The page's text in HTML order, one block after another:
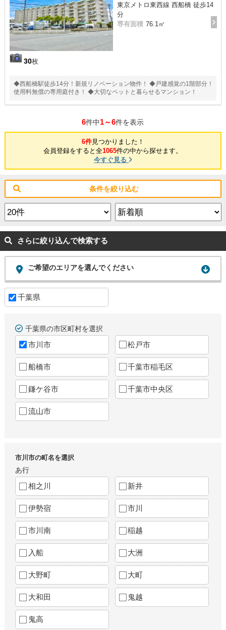
30枚
東京メトロ東西線 西船橋 徒歩14
分
専有面積 76.1㎡
◆西船橋駅徒歩14分！新規リノベーション物件！ ◆戸建感覚の1階部分！
使用料無償の専用庭付き！ ◆大切なペットと暮らせるマンション！
6件中1～6件を表示
6件見つかりました！
会員登録をすると全1065件の中から探せます。
今すぐ見る
条件を絞り込む
さらに絞り込んで検索する
ご希望のエリアを選んでください
千葉県
千葉県の市区町村を選択
市川市 松戸市
船橋市 千葉市稲毛区
鎌ケ谷市 千葉市中央区
流山市
市川市の町名を選択
あ行
相之川 新井
伊勢宿 市川
市川南 稲越
入船 大洲
大野町 大町
大和田 鬼越
鬼高